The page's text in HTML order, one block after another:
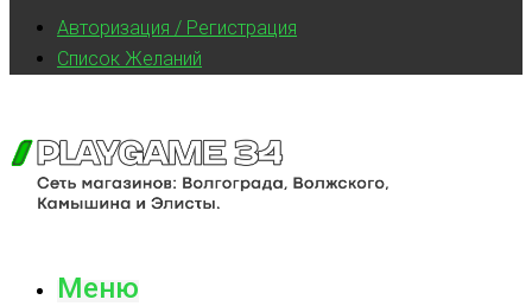
Авторизация / Регистрация
Список Желаний
Меню